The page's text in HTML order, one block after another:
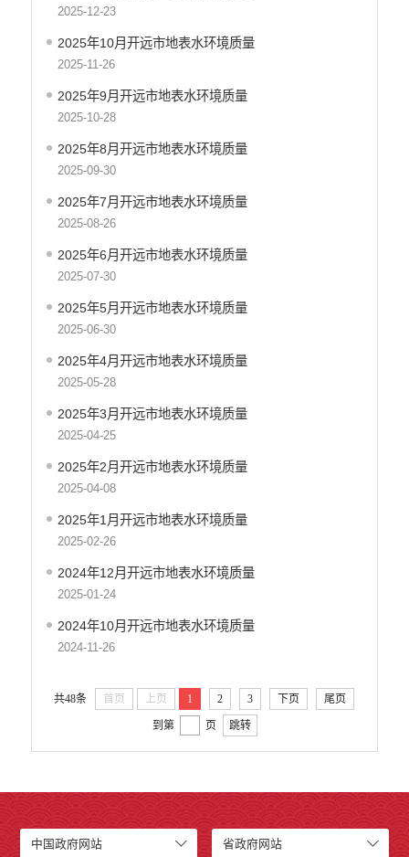
环保信息公开
空气环保信息
水质环保信息
建设项目环境管理
义务教育
政府集中采购
环保督察
医疗卫生
乡村振兴工作信息公开
2025-12-23
2025年10月开远市地表水环境质量
2025-11-26
2025年9月开远市地表水环境质量
2025-10-28
2025年8月开远市地表水环境质量
2025-09-30
2025年7月开远市地表水环境质量
2025-08-26
2025年6月开远市地表水环境质量
2025-07-30
2025年5月开远市地表水环境质量
2025-06-30
2025年4月开远市地表水环境质量
2025-05-28
2025年3月开远市地表水环境质量
2025-04-25
2025年2月开远市地表水环境质量
2025-04-08
2025年1月开远市地表水环境质量
2025-02-26
2024年12月开远市地表水环境质量
2025-01-24
2024年10月开远市地表水环境质量
2024-11-26
共48条 首页 上页 1 2 3 下页 尾页
到第 页 跳转
中国政府网站 省政府网站